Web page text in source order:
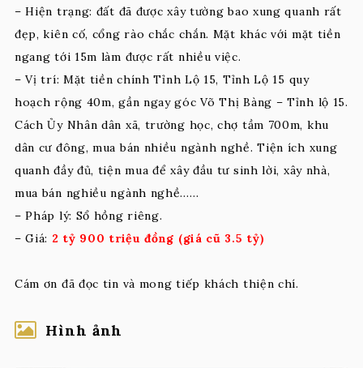
– Hiện trạng: đất đã được xây tường bao xung quanh rất
đẹp, kiên cố, cổng rào chắc chắn. Mặt khác với mặt tiền
ngang tới 15m làm được rất nhiều việc.
– Vị trí: Mặt tiền chính Tỉnh Lộ 15, Tỉnh Lộ 15 quy
hoạch rộng 40m, gần ngay góc Võ Thị Bàng – Tỉnh lộ 15.
Cách Ủy Nhân dân xã, trường học, chợ tầm 700m, khu
dân cư đông, mua bán nhiều ngành nghề. Tiện ích xung
quanh đầy đủ, tiện mua để xây đầu tư sinh lời, xây nhà,
mua bán nghiều ngành nghề..….
– Pháp lý: Sổ hồng riêng.
– Giá: 2 tỷ 900 triệu đồng (giá cũ 3.5 tỷ)
Cám ơn đã đọc tin và mong tiếp khách thiện chí.
Hình ảnh